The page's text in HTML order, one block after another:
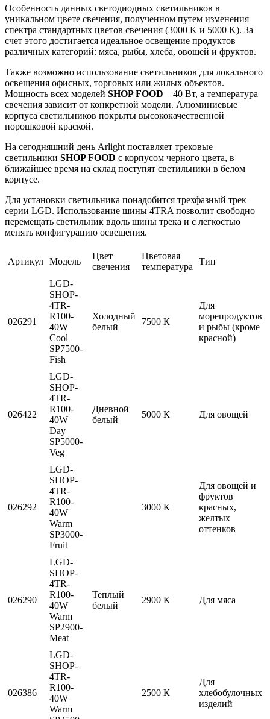
Особенность данных светодиодных светильников в
уникальном цвете свечения, полученном путем изменения
спектра стандартных цветов свечения (3000 K и 5000 K). За
счет этого достигается идеальное освещение продуктов
различных категорий: мяса, рыбы, хлеба, овощей и фруктов.
Также возможно использование светильников для локального
освещения офисных, торговых или жилых объектов.
Мощность всех моделей SHOP FOOD – 40 Вт, а температура
свечения зависит от конкретной модели. Алюминиевые
корпуса светильников покрыты высококачественной
порошковой краской.
На сегодняшний день Arlight поставляет трековые
светильники SHOP FOOD с корпусом черного цвета, в
ближайшее время на склад поступят светильники в белом
корпусе.
Для установки светильника понадобится трехфазный трек
серии LGD. Использование шины 4TRA позволит свободно
перемещать светильник вдоль шины трека и с легкостью
менять конфигурацию освещения.
Артикул Модель
Цвет
свечения
Цветовая
температура
Тип
026291
LGD-
SHOP-
4TR-
R100-
40W
Cool
SP7500-
Fish
Холодный
белый
7500 К
Для
морепродуктов
и рыбы (кроме
красной)
026422
LGD-
SHOP-
4TR-
R100-
40W
Day
SP5000-
Veg
Дневной
белый
5000 К Для овощей
026292
LGD-
SHOP-
4TR-
R100-
40W
Warm
SP3000-
Fruit
Теплый
белый
3000 К
Для овощей и
фруктов
красных,
желтых
оттенков
026290
LGD-
SHOP-
4TR-
R100-
40W
Warm
SP2900-
Meat
2900 К Для мяса
026386
LGD-
SHOP-
4TR-
R100-
40W
Warm
2500 К
Для
хлебобулочных
изделий